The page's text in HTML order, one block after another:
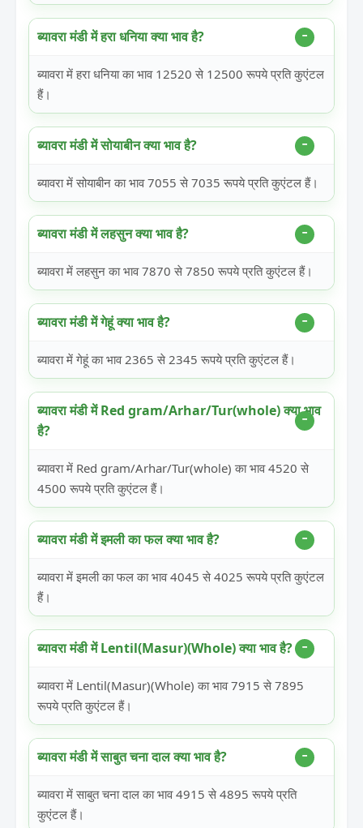
ब्यावरा मंडी में हरा धनिया क्या भाव है?
ब्यावरा में हरा धनिया का भाव 12520 से 12500 रूपये प्रति कुएंटल
हैं।
ब्यावरा मंडी में सोयाबीन क्या भाव है?
ब्यावरा में सोयाबीन का भाव 7055 से 7035 रूपये प्रति कुएंटल हैं।
ब्यावरा मंडी में लहसुन क्या भाव है?
ब्यावरा में लहसुन का भाव 7870 से 7850 रूपये प्रति कुएंटल हैं।
ब्यावरा मंडी में गेहूं क्या भाव है?
ब्यावरा में गेहूं का भाव 2365 से 2345 रूपये प्रति कुएंटल हैं।
ब्यावरा मंडी में Red gram/Arhar/Tur(whole) क्या भाव
है?
ब्यावरा में Red gram/Arhar/Tur(whole) का भाव 4520 से
4500 रूपये प्रति कुएंटल हैं।
ब्यावरा मंडी में इमली का फल क्या भाव है?
ब्यावरा में इमली का फल का भाव 4045 से 4025 रूपये प्रति कुएंटल
हैं।
ब्यावरा मंडी में Lentil(Masur)(Whole) क्या भाव है?
ब्यावरा में Lentil(Masur)(Whole) का भाव 7915 से 7895
रूपये प्रति कुएंटल हैं।
ब्यावरा मंडी में साबुत चना दाल क्या भाव है?
ब्यावरा में साबुत चना दाल का भाव 4915 से 4895 रूपये प्रति
कुएंटल हैं।